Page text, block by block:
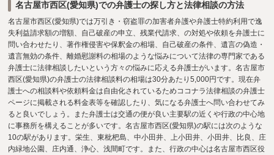
名古屋市西区(愛知県)での弁護士の探し方と法律相談の方法
名古屋市西区(愛知県)では万引き・窃盗罪の加害者弁護や弁護士特約利用で逸
失利益請求額の増額、自己破産の申立、残業代請求、の対処や依頼を弁護士に
問い合わせたり、著作権侵害や保釈金の相場、自己破産の条件、遺言の偽造・
遺言無効の条件、離婚慰謝料の相場のような悩みについて法律の専門家である
弁護士に法律相談したいという方々の悩みに応える弁護士がいます。名古屋市
西区(愛知県)の弁護士の法律相談料の相場は30分あたり5,000円です。現在弁
護士への相談料や依頼料金は自由化されているためココナラ法律相談の弁護士
ページに掲載される料金表等を確認したり、気になる弁護士へ問い合わせてみ
ると良いでしょう。また弁護士は交通の便が良い主要駅の近くや行政の中心地
に事務所を構えることが多いです。名古屋市西区(愛知県)の駅には次のような
10の駅があります。栄生、東枇杷島、中小田井、上小田井、小田井、比良、庄
内緑地公園、庄内通、浄心、浅間町です。また、行政の中心は名古屋市西区役